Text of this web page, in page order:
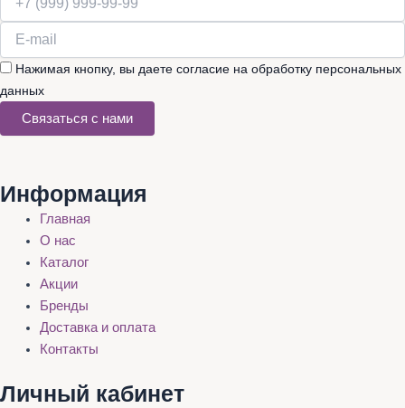
Нажимая кнопку, вы даете согласие на обработку персональных
данных
Связаться с нами
Информация
Главная
О нас
Каталог
Акции
Бренды
Доставка и оплата
Контакты
Личный кабинет